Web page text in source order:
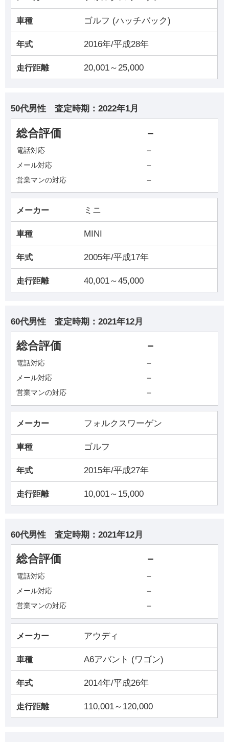
車種 ゴルフ (ハッチバック)
年式 2016年/平成28年
走行距離 20,001～25,000
50代男性 査定時期： 2022年1月
総合評価 －
電話対応 －
メール対応 －
営業マンの対応 －
メーカー ミニ
車種 MINI
年式 2005年/平成17年
走行距離 40,001～45,000
60代男性 査定時期： 2021年12月
総合評価 －
電話対応 －
メール対応 －
営業マンの対応 －
メーカー フォルクスワーゲン
車種 ゴルフ
年式 2015年/平成27年
走行距離 10,001～15,000
60代男性 査定時期： 2021年12月
総合評価 －
電話対応 －
メール対応 －
営業マンの対応 －
メーカー アウディ
車種 A6アバント (ワゴン)
年式 2014年/平成26年
走行距離 110,001～120,000